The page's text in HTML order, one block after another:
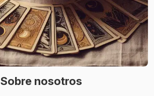
Sobre nosotros